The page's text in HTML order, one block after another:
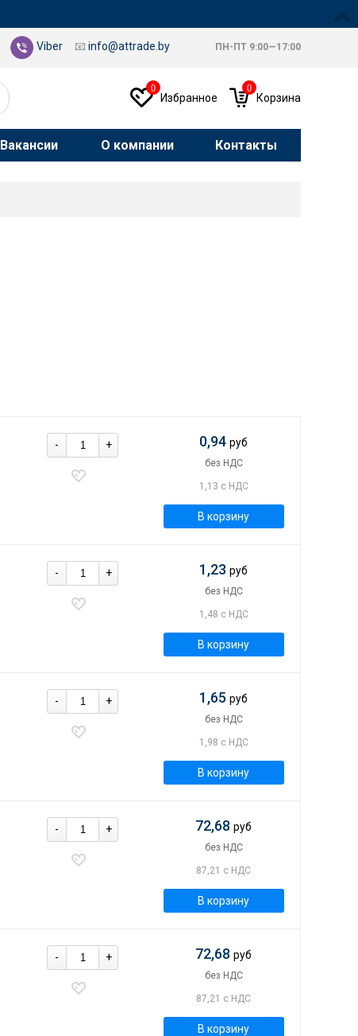
Viber 📧 info@attrade.by ПН-ПТ 9:00—17:00
0
Избранное
0
Корзина
Вакансии О компании Контакты
- + 0,94руб
без НДС
1,13 с НДС
В корзину
- + 1,23руб
без НДС
1,48 с НДС
В корзину
- + 1,65руб
без НДС
1,98 с НДС
В корзину
- + 72,68руб
без НДС
87,21 с НДС
В корзину
- + 72,68руб
без НДС
87,21 с НДС
В корзину